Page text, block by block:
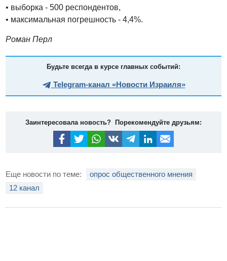
• выборка - 500 респондентов,
• максимальная погрешность - 4,4%.
Роман Перл
Будьте всегда в курсе главных событий:
Telegram-канал «Новости Израиля»
Заинтересовала новость? Порекомендуйте друзьям:
Еще новости по теме:
опрос общественного мнения
12 канал